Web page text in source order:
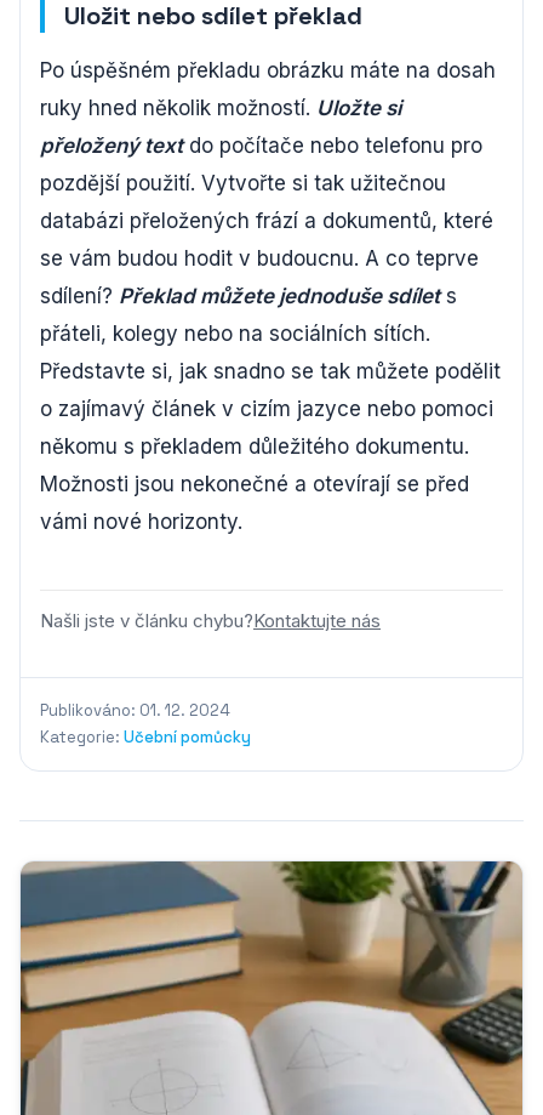
Uložit nebo sdílet překlad
Po úspěšném překladu obrázku máte na dosah
ruky hned několik možností. Uložte si
přeložený textdo počítače nebo telefonu pro
pozdější použití. Vytvořte si tak užitečnou
databázi přeložených frází a dokumentů, které
se vám budou hodit v budoucnu. A co teprve
sdílení? Překlad můžete jednoduše sdílets
přáteli, kolegy nebo na sociálních sítích.
Představte si, jak snadno se tak můžete podělit
o zajímavý článek v cizím jazyce nebo pomoci
někomu s překladem důležitého dokumentu.
Možnosti jsou nekonečné a otevírají se před
vámi nové horizonty.
Našli jste v článku chybu?Kontaktujte nás
Publikováno: 01. 12. 2024
Kategorie: Učební pomůcky